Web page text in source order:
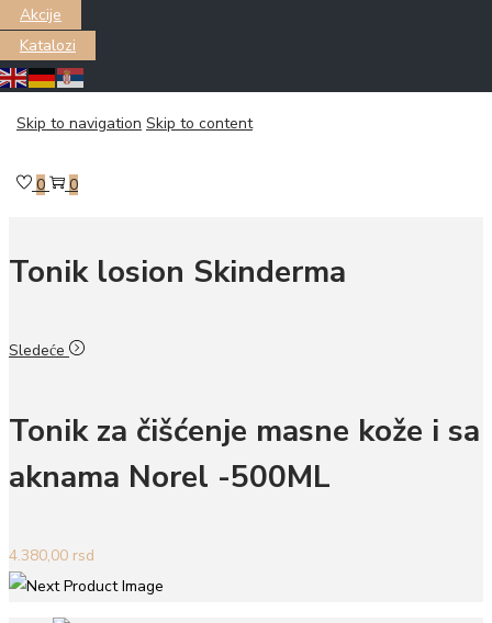
Akcije
Katalozi
Skip to navigation Skip to content
0 0
Skinderma -100ml
Tonik losion Skinderma
Sledeće
Tonik za čišćenje masne kože i sa
aknama Norel -500ML
4.380,00 rsd